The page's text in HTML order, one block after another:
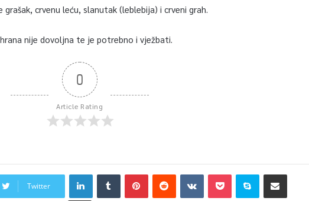
crvenu leću, slanutak (leblebija) i crveni grah.
nije dovoljna te je potrebno i vježbati.
0
Article Rating
Twitter